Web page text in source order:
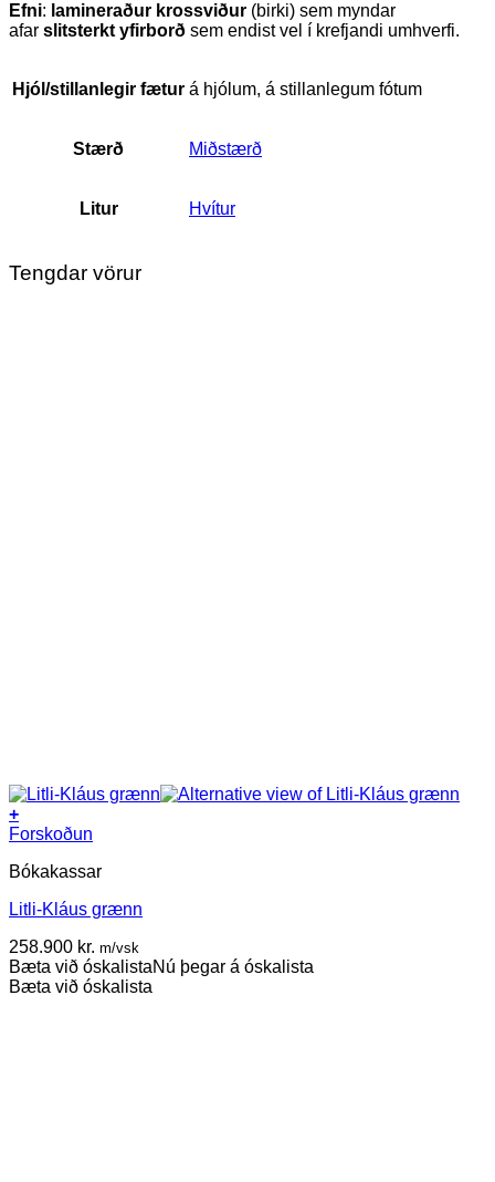
Efni: lamineraður krossviður (birki) sem myndar
afar slitsterkt yfirborð sem endist vel í krefjandi umhverfi.
Hjól/stillanlegir fætur á hjólum, á stillanlegum fótum
Stærð Miðstærð
Litur Hvítur
Tengdar vörur
+
Forskoðun
Bókakassar
Litli-Kláus grænn
258.900 kr. m/vsk
Bæta við óskalistaNú þegar á óskalista
Bæta við óskalista